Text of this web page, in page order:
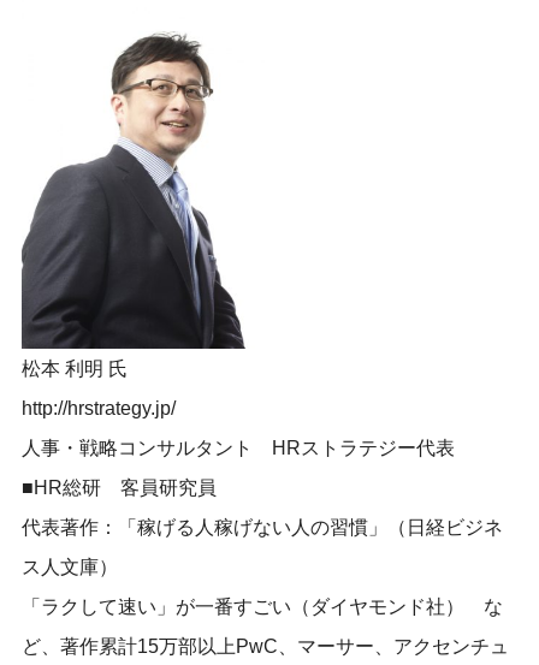
松本 利明 氏
http://hrstrategy.jp/
人事・戦略コンサルタント HRストラテジー代表
■HR総研 客員研究員
代表著作：「稼げる人稼げない人の習慣」（日経ビジネ
ス人文庫）
「ラクして速い」が一番すごい（ダイヤモンド社） な
ど、著作累計15万部以上PwC、マーサー、アクセンチュ